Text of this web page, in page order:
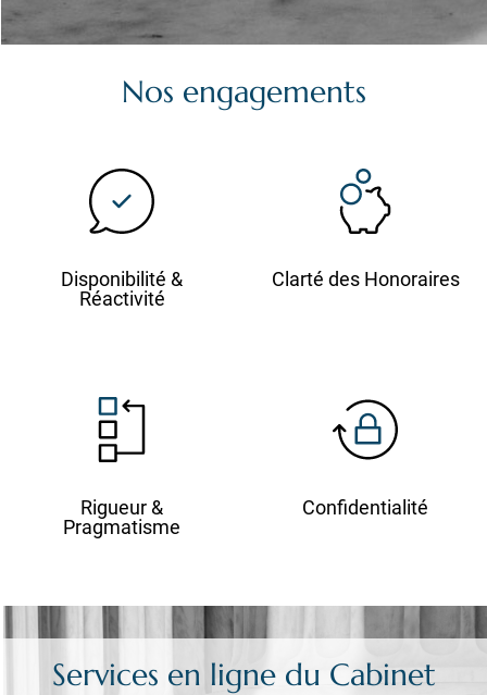
Nos engagements
Disponibilité &
Réactivité
Clarté des Honoraires
Rigueur &
Pragmatisme
Confidentialité
Services en ligne du Cabinet